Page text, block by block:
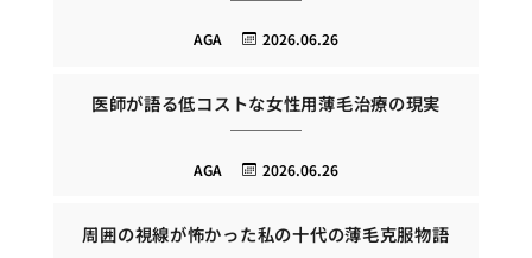
2026.06.26
AGA
医師が語る低コストな女性用薄毛治療の現実
2026.06.26
AGA
周囲の視線が怖かった私の十代の薄毛克服物語